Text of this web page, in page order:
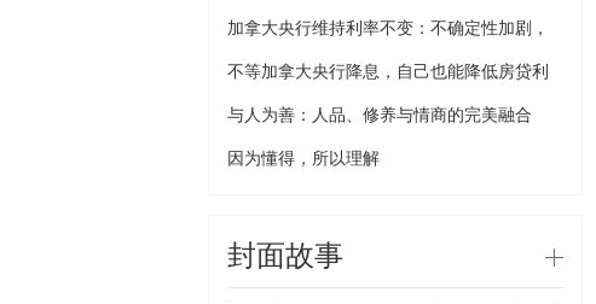
加拿大央行维持利率不变：不确定性加剧，
未
不等加拿大央行降息，自己也能降低房贷利
率
与人为善：人品、修养与情商的完美融合
因为懂得，所以理解
封面故事